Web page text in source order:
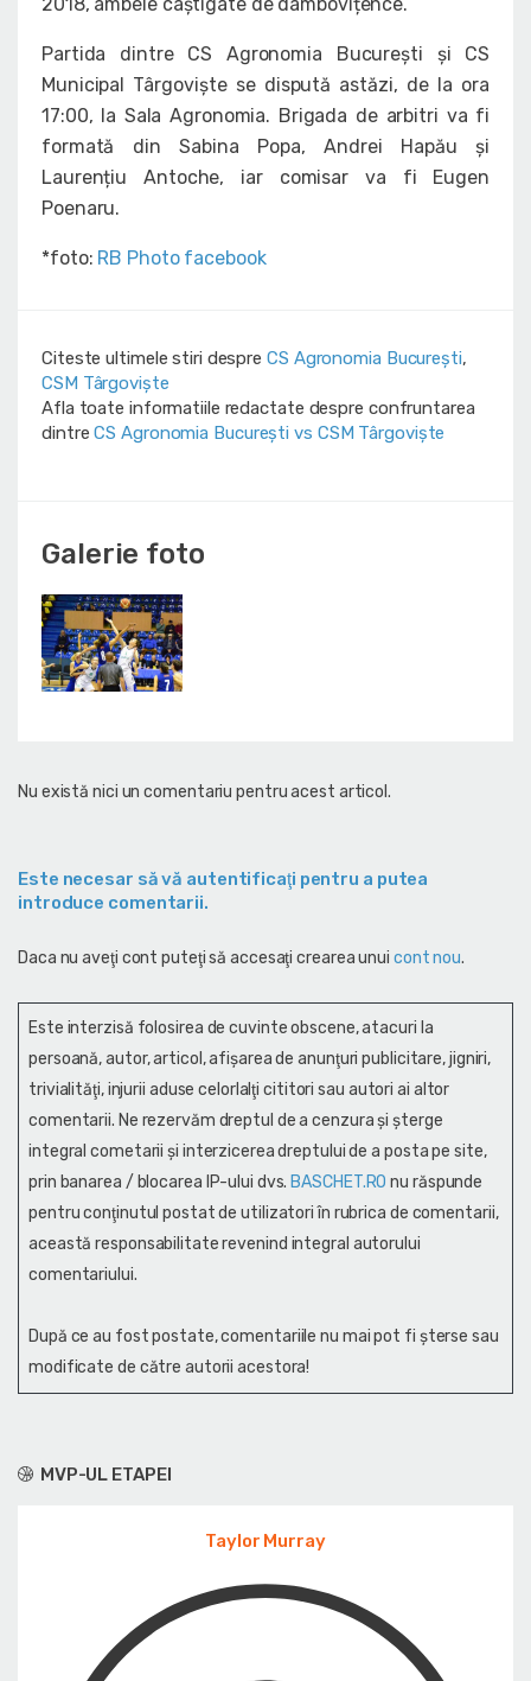
MVP-UL ETAPEI
Taylor Murray
2018, ambele câștigate de dâmbovițence.
Partida dintre CS Agronomia București și CS
Municipal Târgoviște se dispută astăzi, de la ora
17:00, la Sala Agronomia. Brigada de arbitri va fi
formată din Sabina Popa, Andrei Hapău și
Laurențiu Antoche, iar comisar va fi Eugen
Poenaru.
*foto: RB Photo facebook
Citeste ultimele stiri despre CS Agronomia București,
CSM Târgoviște
Afla toate informatiile redactate despre confruntarea
dintreCS Agronomia București vs CSM Târgoviște
Galerie foto
Nu există nici un comentariu pentru acest articol.
Este necesar să vă autentificaţi pentru a putea
introduce comentarii.
Daca nu aveţi cont puteţi să accesaţi crearea unui cont nou.
Este interzisă folosirea de cuvinte obscene, atacuri la
persoană, autor, articol, afişarea de anunţuri publicitare, jigniri,
trivialităţi, injurii aduse celorlalţi cititori sau autori ai altor
comentarii. Ne rezervăm dreptul de a cenzura și şterge
integral cometarii și interzicerea dreptului de a posta pe site,
prin banarea / blocarea IP-ului dvs. BASCHET.RO nu răspunde
pentru conţinutul postat de utilizatori în rubrica de comentarii,
această responsabilitate revenind integral autorului
comentariului.
După ce au fost postate, comentariile nu mai pot fi șterse sau
modificate de către autorii acestora!